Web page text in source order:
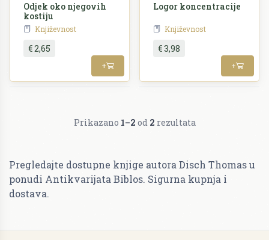
Odjek oko njegovih
kostiju
Književnost
€ 2,65
+
Logor koncentracije
Književnost
€ 3,98
+
Prikazano 1–2 od 2 rezultata
Pregledajte dostupne knjige autora Disch Thomas u
ponudi Antikvarijata Biblos. Sigurna kupnja i
dostava.